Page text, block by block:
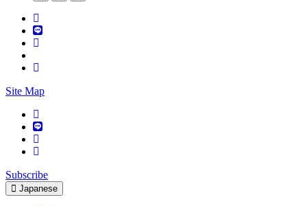
Site Map
Subscribe
Japanese